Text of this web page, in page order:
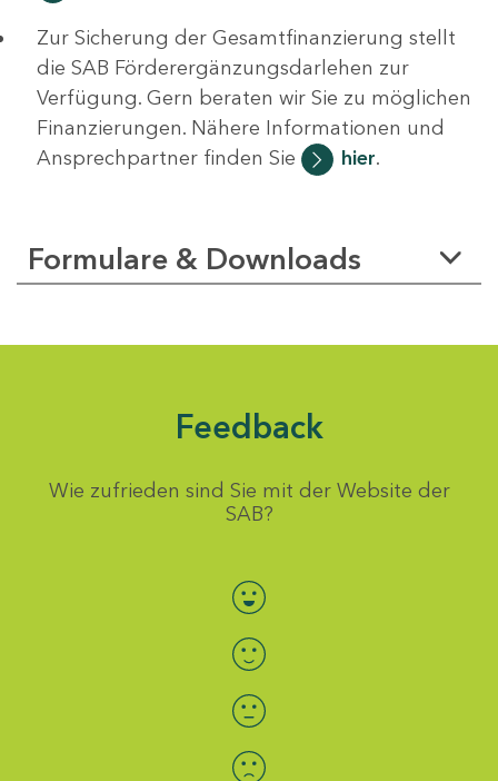
Zur Sicherung der Gesamtfinanzierung stellt
die SAB Förderergänzungsdarlehen zur
Verfügung. Gern beraten wir Sie zu möglichen
Finanzierungen. Nähere Informationen und
Ansprechpartner finden Sie
hier.
Formulare & Downloads
Feedback
Wie zufrieden sind Sie mit der Website der
SAB?
Bewertung auswählen